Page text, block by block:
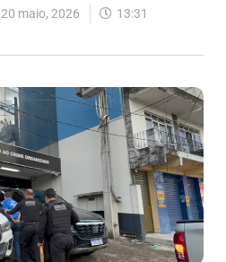
20 maio, 2026 13:31